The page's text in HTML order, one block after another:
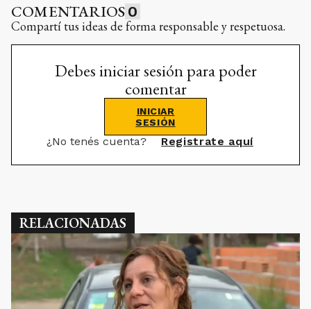
COMENTARIOS 0
Compartí tus ideas de forma responsable y respetuosa.
Debes iniciar sesión para poder
comentar
INICIAR
SESIÓN
¿No tenés cuenta? Registrate aquí
RELACIONADAS